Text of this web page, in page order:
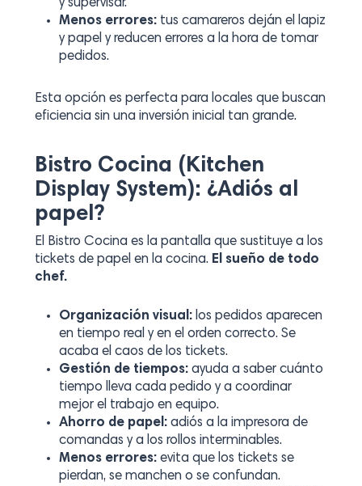
y supervisar.
Menos errores:tus camareros deján el lapiz
y papel y reducen errores a la hora de tomar
pedidos.
Esta opción es perfecta para locales que buscan
eficiencia sin una inversión inicial tan grande.
Bistro Cocina (Kitchen
Display System): ¿Adiós al
papel?
El Bistro Cocina es la pantalla que sustituye a los
tickets de papel en la cocina. El sueño de todo
chef.
Organización visual:los pedidos aparecen
en tiempo real y en el orden correcto. Se
acaba el caos de los tickets.
Gestión de tiempos:ayuda a saber cuánto
tiempo lleva cada pedido y a coordinar
mejor el trabajo en equipo.
Ahorro de papel:adiós a la impresora de
comandas y a los rollos interminables.
Menos errores:evita que los tickets se
pierdan, se manchen o se confundan.